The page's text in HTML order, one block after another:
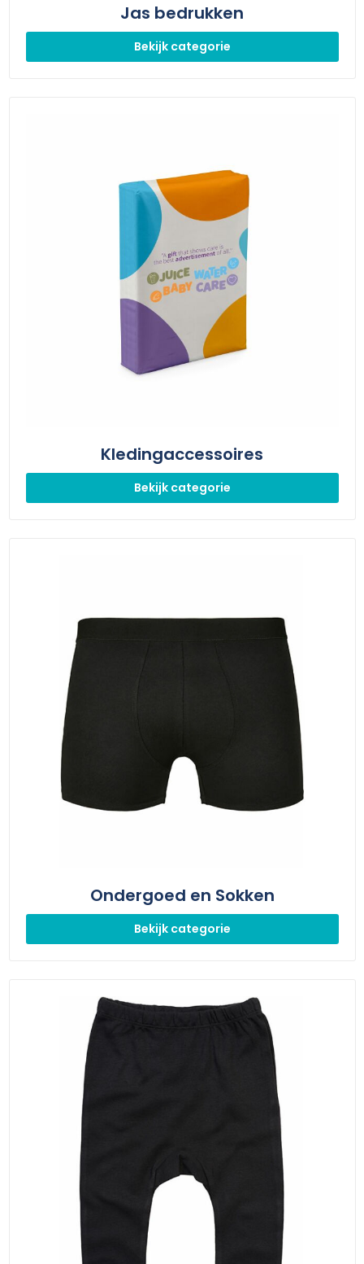
Jas bedrukken
Bekijk categorie
Kledingaccessoires
Bekijk categorie
Ondergoed en Sokken
Bekijk categorie